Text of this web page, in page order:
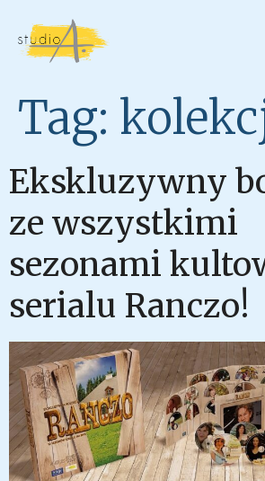
Tag:
Ekskluzywny
ze wszystkimi
sezonami
serialu Ranczo!